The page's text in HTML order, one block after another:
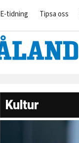
E-tidning Tipsa oss
Kultur